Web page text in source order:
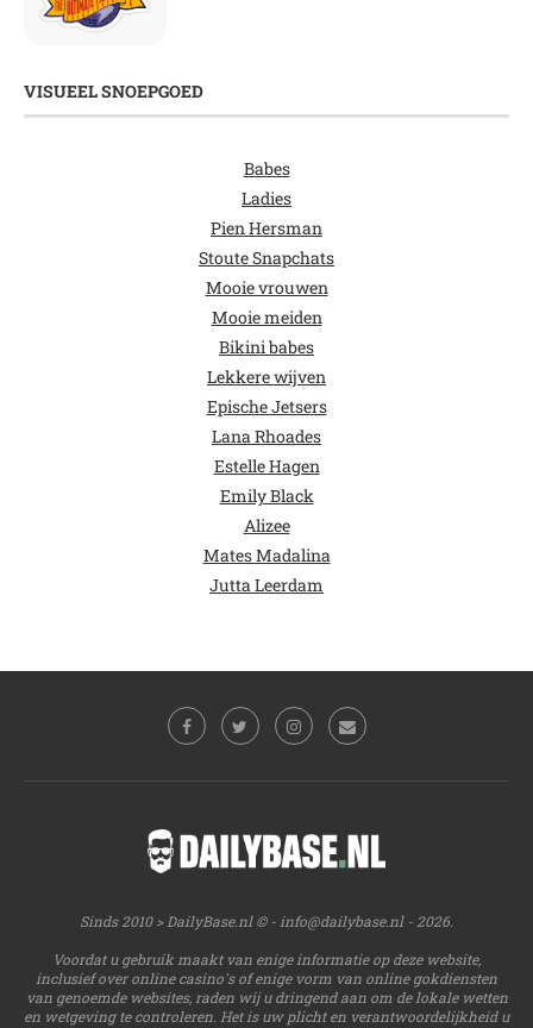
VISUEEL SNOEPGOED
Babes
Ladies
Pien Hersman
Stoute Snapchats
Mooie vrouwen
Mooie meiden
Bikini babes
Lekkere wijven
Epische Jetsers
Lana Rhoades
Estelle Hagen
Emily Black
Alizee
Mates Madalina
Jutta Leerdam
Sinds 2010 > DailyBase.nl © - info@dailybase.nl- 2026.
Voordat u gebruik maakt van enige informatie op deze website,
inclusief over online casino's of enige vorm van online gokdiensten
van genoemde websites, raden wij u dringend aan om de lokale wetten
en wetgeving te controleren. Het is uw plicht en verantwoordelijkheid u